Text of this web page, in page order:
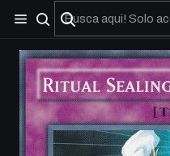
No olviden reportar sus